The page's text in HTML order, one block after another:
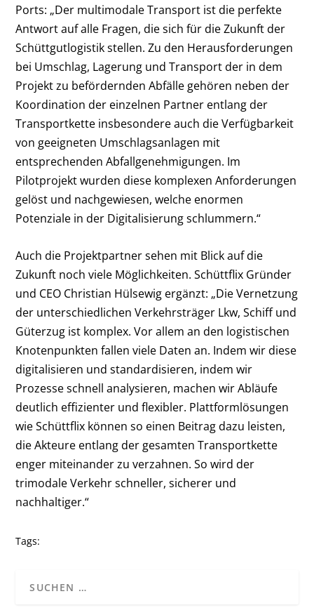
Ports: „Der multimodale Transport ist die perfekte
Antwort auf alle Fragen, die sich für die Zukunft der
Schüttgutlogistik stellen. Zu den Herausforderungen
bei Umschlag, Lagerung und Transport der in dem
Projekt zu befördernden Abfälle gehören neben der
Koordination der einzelnen Partner entlang der
Transportkette insbesondere auch die Verfügbarkeit
von geeigneten Umschlagsanlagen mit
entsprechenden Abfallgenehmigungen. Im
Pilotprojekt wurden diese komplexen Anforderungen
gelöst und nachgewiesen, welche enormen
Potenziale in der Digitalisierung schlummern.“
Auch die Projektpartner sehen mit Blick auf die
Zukunft noch viele Möglichkeiten. Schüttflix Gründer
und CEO Christian Hülsewig ergänzt: „Die Vernetzung
der unterschiedlichen Verkehrsträger Lkw, Schiff und
Güterzug ist komplex. Vor allem an den logistischen
Knotenpunkten fallen viele Daten an. Indem wir diese
digitalisieren und standardisieren, indem wir
Prozesse schnell analysieren, machen wir Abläufe
deutlich effizienter und flexibler. Plattformlösungen
wie Schüttflix können so einen Beitrag dazu leisten,
die Akteure entlang der gesamten Transportkette
enger miteinander zu verzahnen. So wird der
trimodale Verkehr schneller, sicherer und
nachhaltiger.“
Tags: